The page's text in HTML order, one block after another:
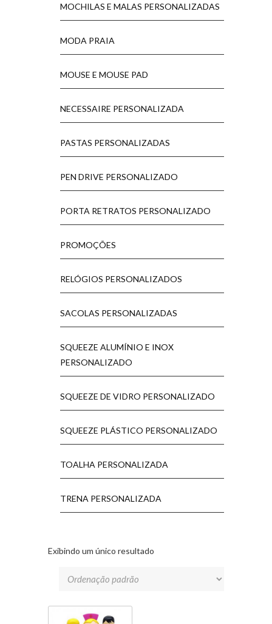
MOCHILAS E MALAS PERSONALIZADAS
MODA PRAIA
MOUSE E MOUSE PAD
NECESSAIRE PERSONALIZADA
PASTAS PERSONALIZADAS
PEN DRIVE PERSONALIZADO
PORTA RETRATOS PERSONALIZADO
PROMOÇÕES
RELÓGIOS PERSONALIZADOS
SACOLAS PERSONALIZADAS
SQUEEZE ALUMÍNIO E INOX
PERSONALIZADO
SQUEEZE DE VIDRO PERSONALIZADO
SQUEEZE PLÁSTICO PERSONALIZADO
TOALHA PERSONALIZADA
TRENA PERSONALIZADA
Exibindo um único resultado